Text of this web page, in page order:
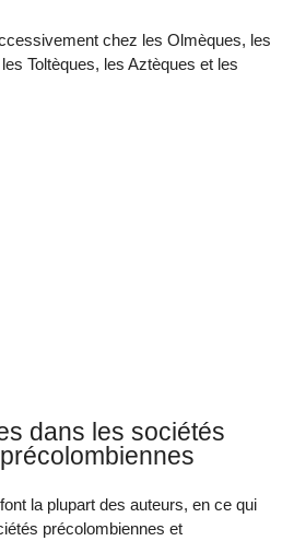
chez les Olmèques, les
Toltèques, les Aztèques et les
dans les sociétés
la plupart des auteurs, en ce qui
précolombiennes et